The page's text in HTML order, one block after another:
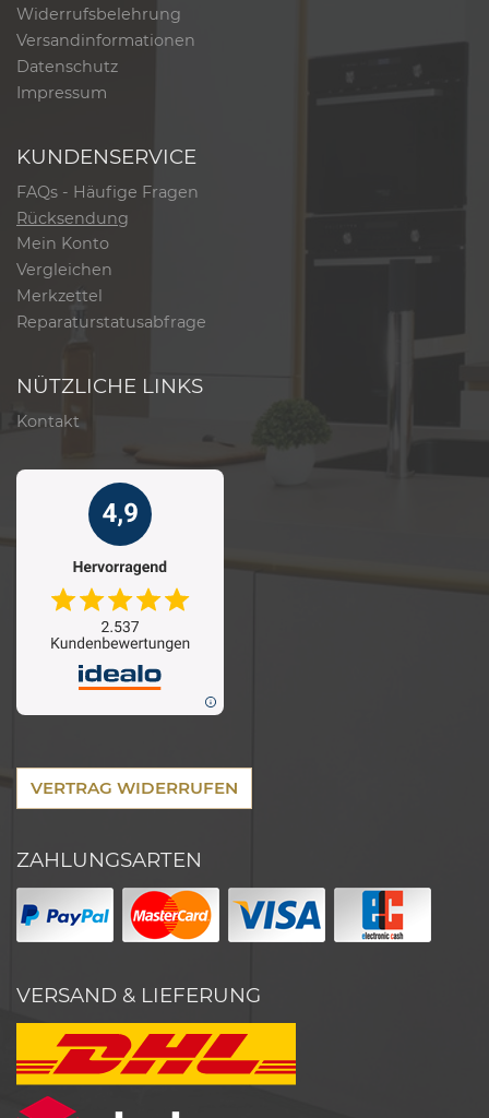
Widerrufsbelehrung
Versandinformationen
Datenschutz
Impressum
KUNDENSERVICE
FAQs - Häufige Fragen
Rücksendung
Mein Konto
Vergleichen
Merkzettel
Reparaturstatusabfrage
NÜTZLICHE LINKS
Kontakt
VERTRAG WIDERRUFEN
ZAHLUNGSARTEN
VERSAND & LIEFERUNG